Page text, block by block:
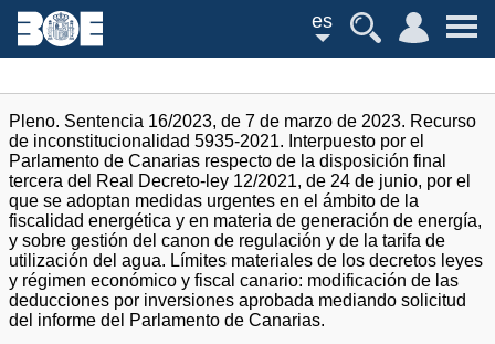
es
Pleno. Sentencia 16/2023, de 7 de marzo de 2023. Recurso
de inconstitucionalidad 5935-2021. Interpuesto por el
Parlamento de Canarias respecto de la disposición final
tercera del Real Decreto-ley 12/2021, de 24 de junio, por el
que se adoptan medidas urgentes en el ámbito de la
fiscalidad energética y en materia de generación de energía,
y sobre gestión del canon de regulación y de la tarifa de
utilización del agua. Límites materiales de los decretos leyes
y régimen económico y fiscal canario: modificación de las
deducciones por inversiones aprobada mediando solicitud
del informe del Parlamento de Canarias.